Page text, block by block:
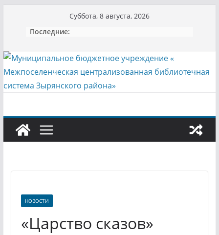
содержимому
Суббота, 8 августа, 2026
Последние:
НОВОСТИ
«Царство сказов»